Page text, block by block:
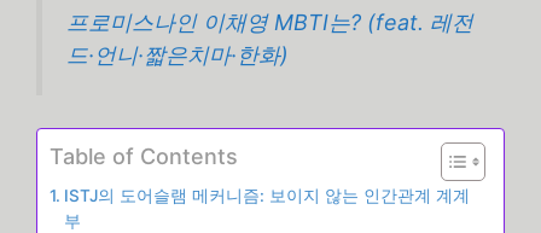
프로미스나인 이채영 MBTI는? (feat. 레전
드·언니·짧은치마·한화)
Table of Contents
ISTJ의 도어슬램 메커니즘: 보이지 않는 인간관계 계계
부